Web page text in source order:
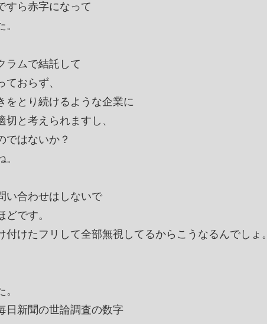
すら赤字になって
ラムで結託して
おらず、
をとり続けるような企業に
と考えられますし、
ではないか？
い合わせはしないで
です。
けたフリして全部無視してるからこうなるんでしょ。
日新聞の世論調査の数字